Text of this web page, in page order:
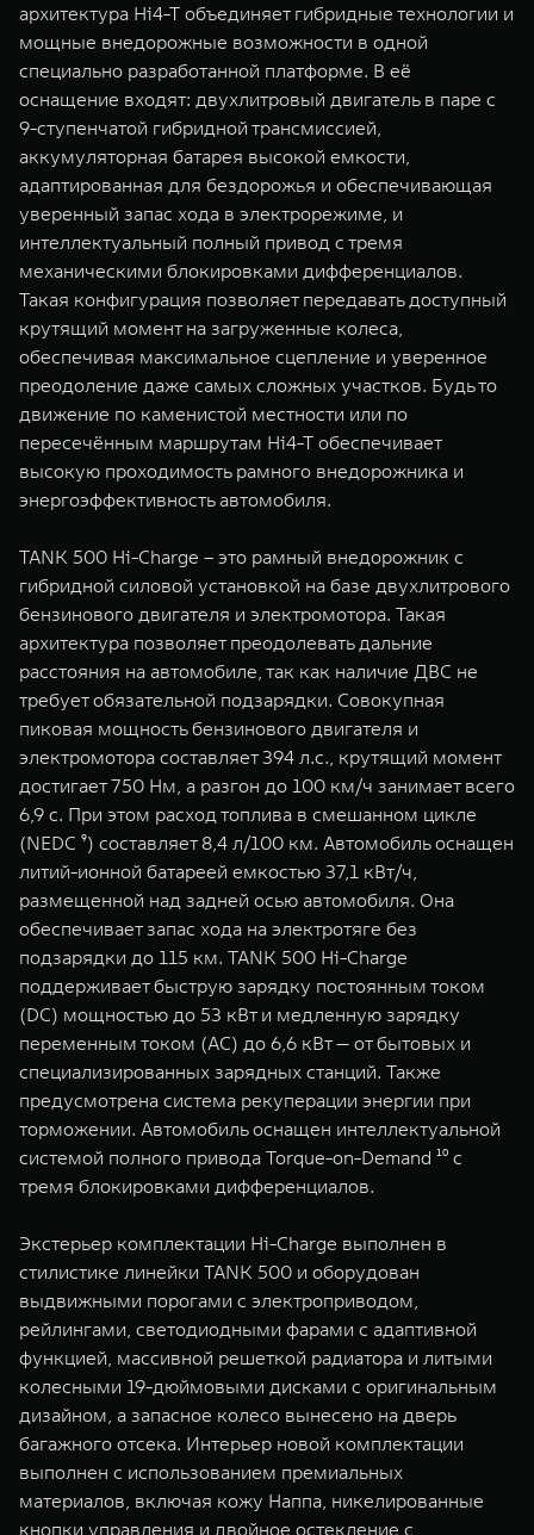
архитектура Hi4-T объединяет гибридные технологии и
мощные внедорожные возможности в одной
специально разработанной платформе. В её
оснащение входят: двухлитровый двигатель в паре с
9-ступенчатой гибридной трансмиссией,
аккумуляторная батарея высокой емкости,
адаптированная для бездорожья и обеспечивающая
уверенный запас хода в электрорежиме, и
интеллектуальный полный привод с тремя
механическими блокировками дифференциалов.
Такая конфигурация позволяет передавать доступный
крутящий момент на загруженные колеса,
обеспечивая максимальное сцепление и уверенное
преодоление даже самых сложных участков. Будь то
движение по каменистой местности или по
пересечённым маршрутам Hi4-T обеспечивает
высокую проходимость рамного внедорожника и
энергоэффективность автомобиля.
TANK 500 Hi-Charge – это рамный внедорожник с
гибридной силовой установкой на базе двухлитрового
бензинового двигателя и электромотора. Такая
архитектура позволяет преодолевать дальние
расстояния на автомобиле, так как наличие ДВС не
требует обязательной подзарядки. Совокупная
пиковая мощность бензинового двигателя и
электромотора составляет 394 л.с., крутящий момент
достигает 750 Нм, а разгон до 100 км/ч занимает всего
6,9 с. При этом расход топлива в смешанном цикле
(NEDC ⁹) составляет 8,4 л/100 км. Автомобиль оснащен
литий-ионной батареей емкостью 37,1 кВт/ч,
размещенной над задней осью автомобиля. Она
обеспечивает запас хода на электротяге без
подзарядки до 115 км. TANK 500 Hi-Charge
поддерживает быструю зарядку постоянным током
(DC) мощностью до 53 кВт и медленную зарядку
переменным током (AC) до 6,6 кВт — от бытовых и
специализированных зарядных станций. Также
предусмотрена система рекуперации энергии при
торможении. Автомобиль оснащен интеллектуальной
системой полного привода Torque-on-Demand ¹⁰ с
тремя блокировками дифференциалов.
Экстерьер комплектации Hi-Charge выполнен в
стилистике линейки TANK 500 и оборудован
выдвижными порогами с электроприводом,
рейлингами, светодиодными фарами с адаптивной
функцией, массивной решеткой радиатора и литыми
колесными 19-дюймовыми дисками с оригинальным
дизайном, а запасное колесо вынесено на дверь
багажного отсека. Интерьер новой комплектации
выполнен с использованием премиальных
материалов, включая кожу Наппа, никелированные
кнопки управления и двойное остекление с